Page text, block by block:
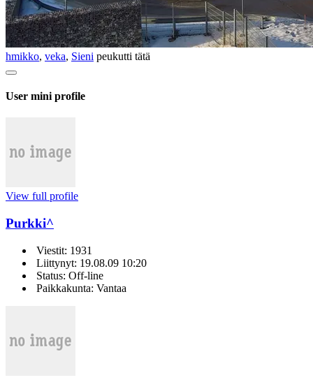
hmikko, veka, Sieni peukutti tätä
User mini profile
View full profile
Purkki^
Viestit: 1931
Liittynyt: 19.08.09 10:20
Status: Off-line
Paikkakunta: Vantaa